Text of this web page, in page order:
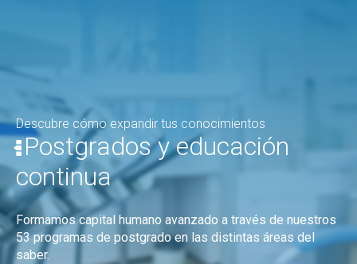
Descubre cómo expandir tus conocimientos
Postgrados y educación
continua
Formamos capital humano avanzado a través de nuestros
53 programas de postgrado en las distintas áreas del
saber.